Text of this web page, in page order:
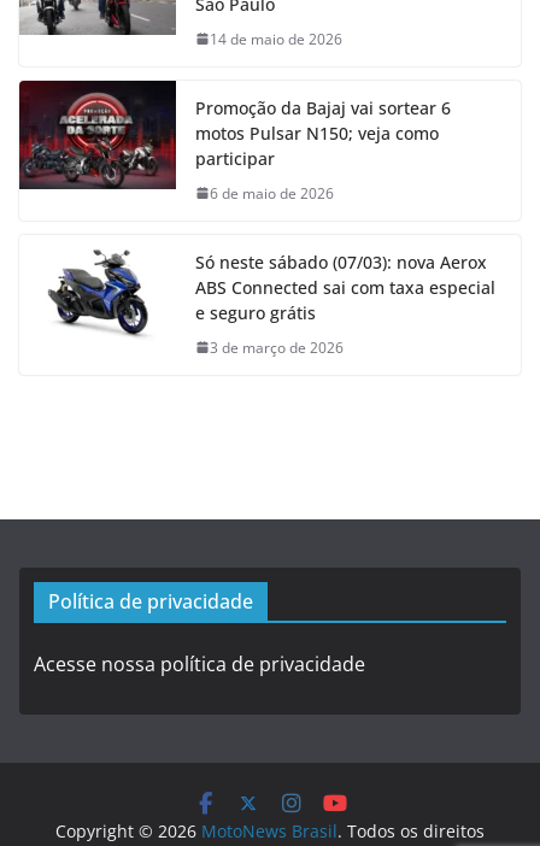
14 de maio de 2026
Promoção da Bajaj vai sortear 6
motos Pulsar N150; veja como
participar
6 de maio de 2026
Só neste sábado (07/03): nova Aerox
ABS Connected sai com taxa especial
e seguro grátis
3 de março de 2026
Política de privacidade
Acesse nossa política de privacidade
Copyright © 2026 MotoNews Brasil. Todos os direitos